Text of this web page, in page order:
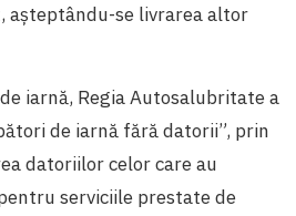
așteptându-se livrarea altor
iarnă, Regia Autosalubritate a
de iarnă fără datorii”, prin
datoriilor celor care au
serviciile prestate de